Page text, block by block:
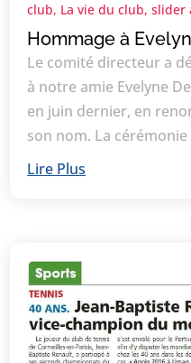
Hommage à
club, La vie du club,slider
Le comité directeur a
à notre amie Evelyne
en juin dernier, en
son nom. La cérémonie
Lire Plus